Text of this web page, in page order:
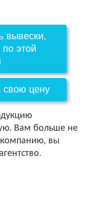
вывески,
этой
свою цену
Вам больше не
вы